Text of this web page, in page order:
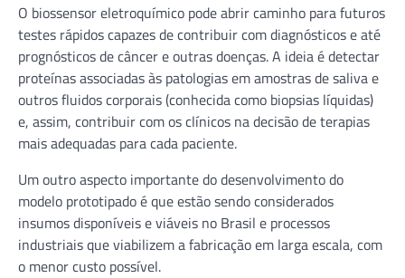
O biossensor eletroquímico pode abrir caminho para futuros
testes rápidos capazes de contribuir com diagnósticos e até
prognósticos de câncer e outras doenças. A ideia é detectar
proteínas associadas às patologias em amostras de saliva e
outros fluidos corporais (conhecida como biopsias líquidas)
e, assim, contribuir com os clínicos na decisão de terapias
mais adequadas para cada paciente.
Um outro aspecto importante do desenvolvimento do
modelo prototipado é que estão sendo considerados
insumos disponíveis e viáveis no Brasil e processos
industriais que viabilizem a fabricação em larga escala, com
o menor custo possível.